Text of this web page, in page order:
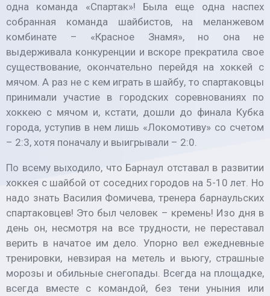
одна команда «Спартак»! Была еще одна наспех
собранная команда шайбистов, на меланжевом
комбинате – «Красное Знамя», но она не
выдерживала конкуренции и вскоре прекратила свое
существование, окончательно перейдя на хоккей с
мячом. А раз не с кем играть в шайбу, то спартаковцы
принимали участие в городских соревнованиях по
хоккею с мячом и, кстати, дошли до финала Кубка
города, уступив в нем лишь «Локомотиву» со счетом
– 2:3, хотя поначалу и выигрывали – 2:0.
По всему выходило, что Барнаул отставал в развитии
хоккея с шайбой от соседних городов на 5-10 лет. Но
надо знать Василия Фомичева, тренера барнаульских
спартаковцев! Это был человек – кремень! Изо дня в
день он, несмотря на все трудности, не переставал
верить в начатое им дело. Упорно вел ежедневные
тренировки, невзирая на метель и вьюгу, страшные
морозы и обильные снегопады. Всегда на площадке,
всегда вместе с командой, без тени уныния или